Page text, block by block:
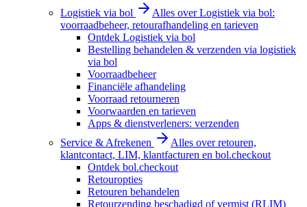
Logistiek via bol
Alles over Logistiek via bol:
voorraadbeheer, retourafhandeling en tarieven
Ontdek Logistiek via bol
Bestelling behandelen & verzenden via logistiek
via bol
Voorraadbeheer
Financiële afhandeling
Voorraad retourneren
Voorwaarden en tarieven
Apps & dienstverleners: verzenden
Service & Afrekenen
Alles over retouren,
klantcontact, LIM, klantfacturen en bol.checkout
Ontdek bol.checkout
Retouropties
Retouren behandelen
Retourzending beschadigd of vermist (RLIM)